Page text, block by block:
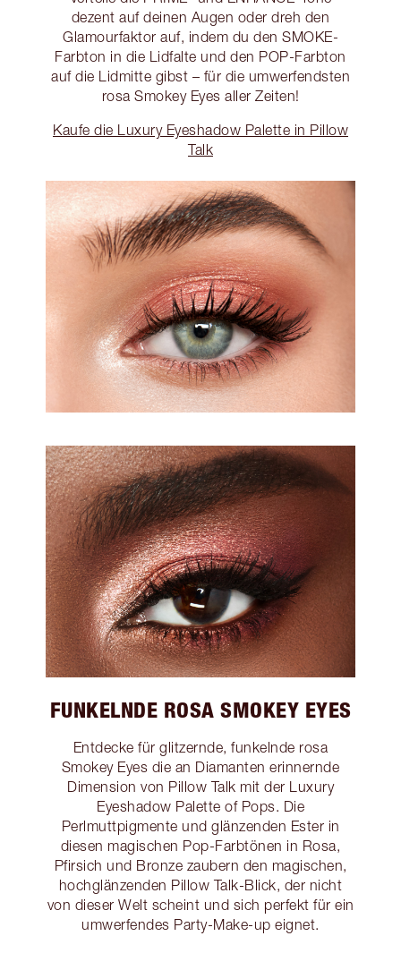
dezent auf deinen Augen oder dreh den
Glamourfaktor auf, indem du den SMOKE-
Farbton in die Lidfalte und den POP-Farbton
auf die Lidmitte gibst – für die umwerfendsten
rosa Smokey Eyes aller Zeiten!
Kaufe die Luxury Eyeshadow Palette in Pillow
Talk
FUNKELNDE ROSA SMOKEY EYES
Entdecke für glitzernde, funkelnde rosa
Smokey Eyes die an Diamanten erinnernde
Dimension von Pillow Talk mit der Luxury
Eyeshadow Palette of Pops. Die
Perlmuttpigmente und glänzenden Ester in
diesen magischen Pop-Farbtönen in Rosa,
Pfirsich und Bronze zaubern den magischen,
hochglänzenden Pillow Talk-Blick, der nicht
von dieser Welt scheint und sich perfekt für ein
umwerfendes Party-Make-up eignet.